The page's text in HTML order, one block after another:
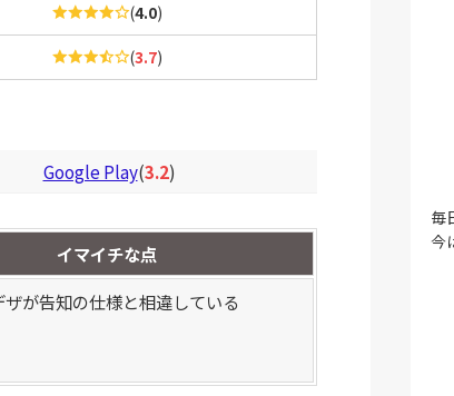
(4.0)
(3.7)
Google Play(3.2)
イマイチな点
ザが告知の仕様と相違している
毎
今